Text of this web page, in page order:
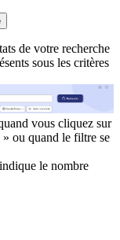
de votre recherche
sous les critères
vous cliquez sur
ou quand le filtre se
le nombre